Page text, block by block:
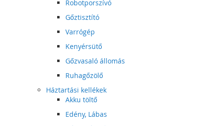
Robotporszívó
Gőztisztító
Varrógép
Kenyérsütő
Gőzvasaló állomás
Ruhagőzölő
Háztartási kellékek
Akku töltő
Edény, Lábas